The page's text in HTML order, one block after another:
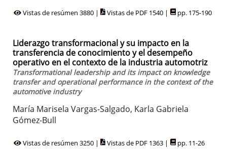
Vistas de resúmen 3880 | Vistas de PDF 1540 | pp. 175-190
Liderazgo transformacional y su impacto en la
transferencia de conocimiento y el desempeño
operativo en el contexto de la industria automotriz
Transformational leadership and its impact on knowledge
transfer and operational performance in the context of the
automotive industry
María Marisela Vargas-Salgado, Karla Gabriela
Gómez-Bull
Vistas de resúmen 3250 | Vistas de PDF 1363 | pp. 11-26